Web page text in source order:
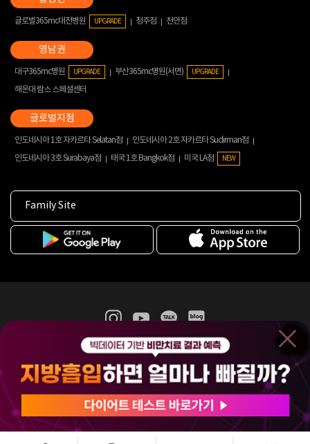
글로벌365mc대전병원 UPGRADE 청주점 천안점
대구365mc병원 UPGRADE 부산365mc병원(서면) UPGRADE
해운대 람스 스페셜센터
인도네시아 1호 자카르타 Selatan점
인도네시아 2호 자카르타 Sudirman점
인도네시아 3호 Surabaya점
태국 1호 Bangkok점 미국 LA점 NEW
Family Site
365mc 병·의원 이용약관
홈페이지 이용약관
비급여진료수가
(주)365mcㅣ서울특별시 서초구 서초대로52길 7, 3~4층(서초동, 제일빌딩)
120-87-04354ㅣ김남철
COPYRIGHT(C) 2025 365mc. ALL RIGHTS RESERVED.